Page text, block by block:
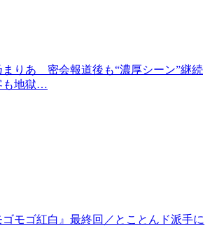
まりあ 密会報道後も“濃厚シーン”継続
も地獄…
ゴモゴ紅白』最終回／とことんド派手に